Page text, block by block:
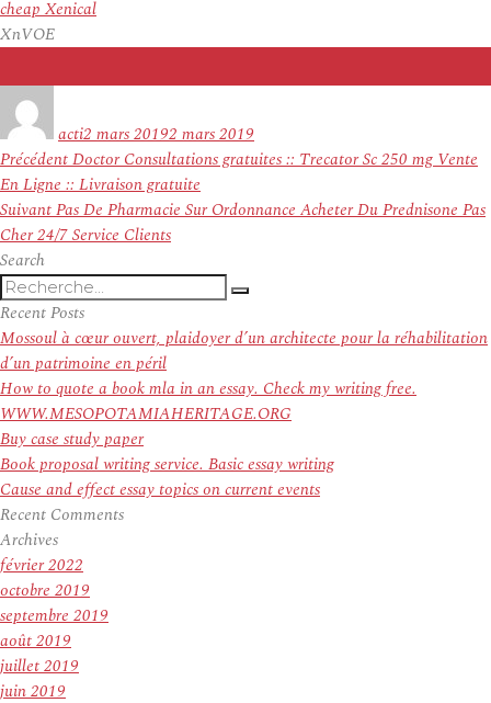
cheap Xenical
XnVOE
actile
2 mars 20192 mars 2019
Navigation
de
l’article
PrécédentArticle
précédent :
Doctor Consultations gratuites :: Trecator Sc 250 mg Vente
En Ligne :: Livraison gratuite
SuivantArticle
suivant :
Pas De Pharmacie Sur Ordonnance Acheter Du Prednisone Pas
Cher 24/7 Service Clients
Search
Recherche
pour
:
Recherche
Recent Posts
Mossoul à cœur ouvert, plaidoyer d’un architecte pour la réhabilitation
d’un patrimoine en péril
How to quote a book mla in an essay. Check my writing free.
WWW.MESOPOTAMIAHERITAGE.ORG
Buy case study paper
Book proposal writing service. Basic essay writing
Cause and effect essay topics on current events
Recent Comments
Archives
février 2022
octobre 2019
septembre 2019
août 2019
juillet 2019
juin 2019